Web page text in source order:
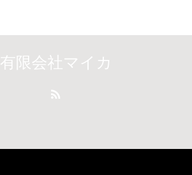
有限会社マイカ